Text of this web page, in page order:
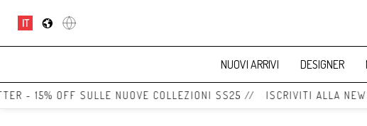
IT
NUOVI ARRIVI DESIGNER
- 15% OFF SULLE NUOVE COLLEZIONI SS25 // ISCRIVITI ALLA